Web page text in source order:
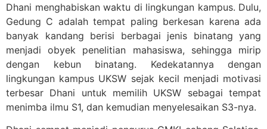
Dhani menghabiskan waktu di lingkungan kampus. Dulu,
Gedung C adalah tempat paling berkesan karena ada
banyak kandang berisi berbagai jenis binatang yang
menjadi obyek penelitian mahasiswa, sehingga mirip
dengan kebun binatang. Kedekatannya dengan
lingkungan kampus UKSW sejak kecil menjadi motivasi
terbesar Dhani untuk memilih UKSW sebagai tempat
menimba ilmu S1, dan kemudian menyelesaikan S3-nya.